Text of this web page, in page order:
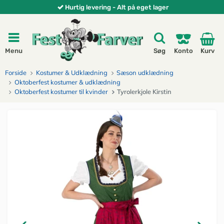
Hurtig levering - Alt på eget lager
Menu Søg Konto Kurv
Forside Kostumer & Udklædning
Sæson udklædning
Oktoberfest kostumer & udklædning
Oktoberfest kostumer til kvinder
Tyrolerkjole Kirstin